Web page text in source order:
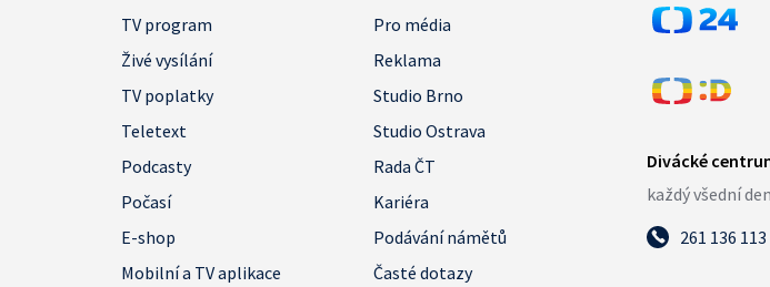
TV program
Pro média
Živé vysílání
Reklama
TV poplatky
Studio Brno
Teletext
Studio Ostrava
Podcasty
Rada ČT
Počasí
Kariéra
E-shop
Podávání námětů
Mobilní a TV aplikace
Časté dotazy
261 136 113